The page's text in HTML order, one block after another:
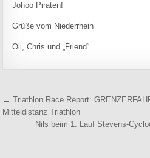
Johoo Piraten!
Grüße vom Niederrhein
Oli, Chris und „Friend“
← Triathlon Race Report:
Mitteldistanz Triathlon
Nils beim 1. Lauf Stevens-